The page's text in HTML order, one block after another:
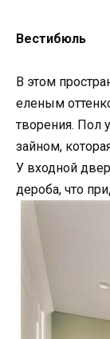
Вестибюль
В этом
еленым
творения. Пол
зайном,
У входной
дероба, что